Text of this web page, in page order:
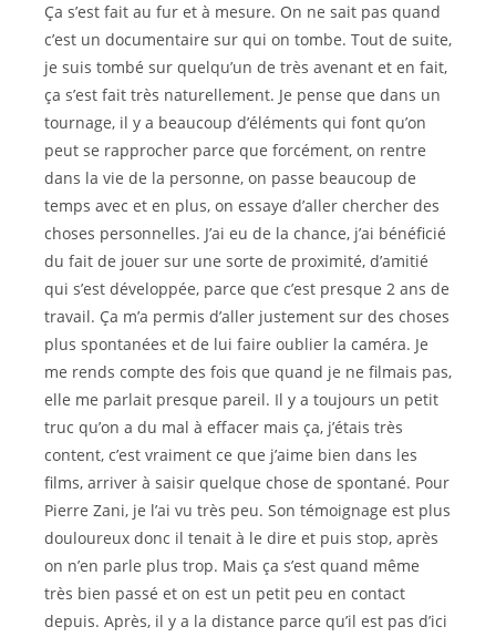
Ça s’est fait au fur et à mesure. On ne sait pas quand
c’est un documentaire sur qui on tombe. Tout de suite,
je suis tombé sur quelqu’un de très avenant et en fait,
ça s’est fait très naturellement. Je pense que dans un
tournage, il y a beaucoup d’éléments qui font qu’on
peut se rapprocher parce que forcément, on rentre
dans la vie de la personne, on passe beaucoup de
temps avec et en plus, on essaye d’aller chercher des
choses personnelles. J’ai eu de la chance, j’ai bénéficié
du fait de jouer sur une sorte de proximité, d’amitié
qui s’est développée, parce que c’est presque 2 ans de
travail. Ça m’a permis d’aller justement sur des choses
plus spontanées et de lui faire oublier la caméra. Je
me rends compte des fois que quand je ne filmais pas,
elle me parlait presque pareil. Il y a toujours un petit
truc qu’on a du mal à effacer mais ça, j’étais très
content, c’est vraiment ce que j’aime bien dans les
films, arriver à saisir quelque chose de spontané. Pour
Pierre Zani, je l’ai vu très peu. Son témoignage est plus
douloureux donc il tenait à le dire et puis stop, après
on n’en parle plus trop. Mais ça s’est quand même
très bien passé et on est un petit peu en contact
depuis. Après, il y a la distance parce qu’il est pas d’ici